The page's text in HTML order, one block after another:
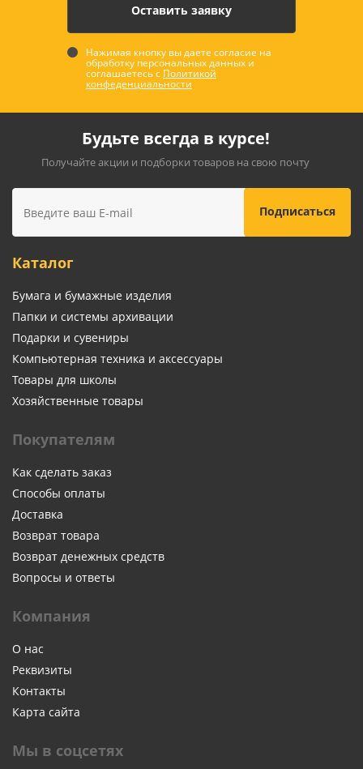
Нажимая кнопку вы даете согласие на
обработку персональных данных и
соглашаетесь с Политикой
конфеденциальности
Будьте всегда в курсе!
Получайте акции и подборки товаров на свою почту
Каталог
Бумага и бумажные изделия
Папки и системы архивации
Подарки и сувениры
Компьютерная техника и аксессуары
Товары для школы
Хозяйственные товары
Покупателям
Как сделать заказ
Способы оплаты
Доставка
Возврат товара
Возврат денежных средств
Вопросы и ответы
Компания
О нас
Реквизиты
Контакты
Карта сайта
Мы в соцсетях